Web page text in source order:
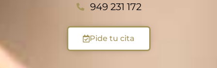
949 231 172
Pide tu cita